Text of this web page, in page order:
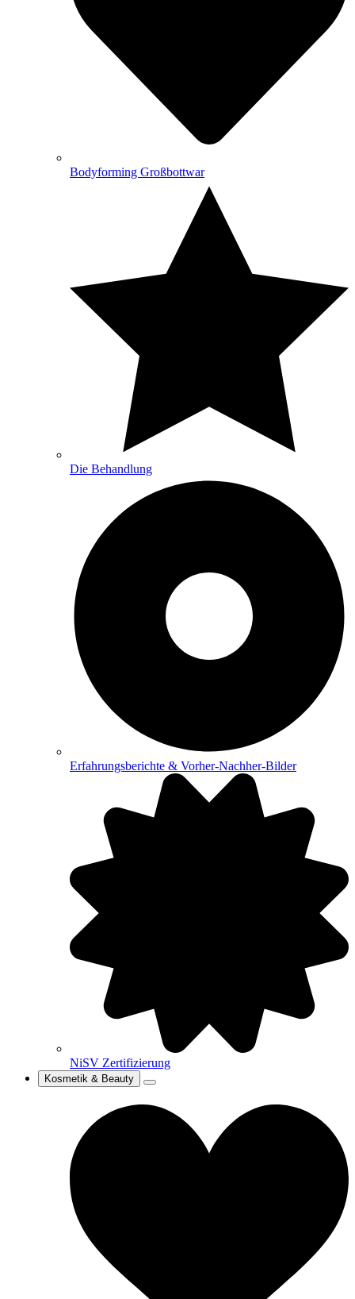
Bodyforming Großbottwar
Die Behandlung
Erfahrungsberichte & Vorher-Nachher-Bilder
NiSV Zertifizierung
Kosmetik & Beauty